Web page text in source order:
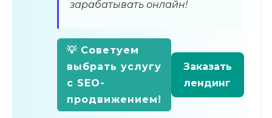
зарабатывать онлайн!
💡 Советуем
выбрать услугу
с SEO-
продвижением!
Заказать
лендинг